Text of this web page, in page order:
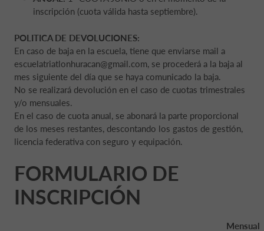
inscripción (cuota válida hasta septiembre).
POLITICA DE DEVOLUCIONES:
En caso de baja en la escuela, tiene que enviarse mail a
escuelatriatlonhuracan@gmail.com, se procederá a la baja al
mes siguiente del día que se haya comunicado la baja.
No se realizará devolución en el caso de cuotas trimestrales
y/o mensuales.
En el caso de cuota anual, se abonará la parte proporcional
de los meses restantes, descontando los gastos de gestión,
licencia federativa con seguro y equipación.
FORMULARIO DE
INSCRIPCIÓN
Mensual